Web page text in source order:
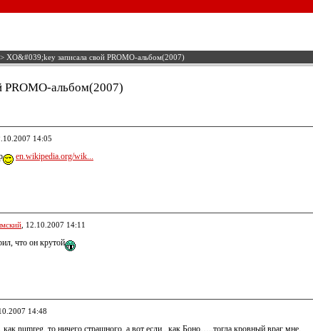
> XO&#039;key записала свой PROMO-альбом(2007)
PROMO-альбом(2007)
14:05
en.wikipedia.org/wik...
, 12.10.2007 14:11
что он крутой
14:48
как numreg, то ничего страшного, а вот если , как Боно…..тогда кровный враг мне.